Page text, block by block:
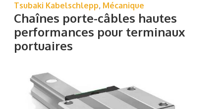
Tsubaki Kabelschlepp, Mécanique
Chaînes porte-câbles hautes
performances pour terminaux
portuaires